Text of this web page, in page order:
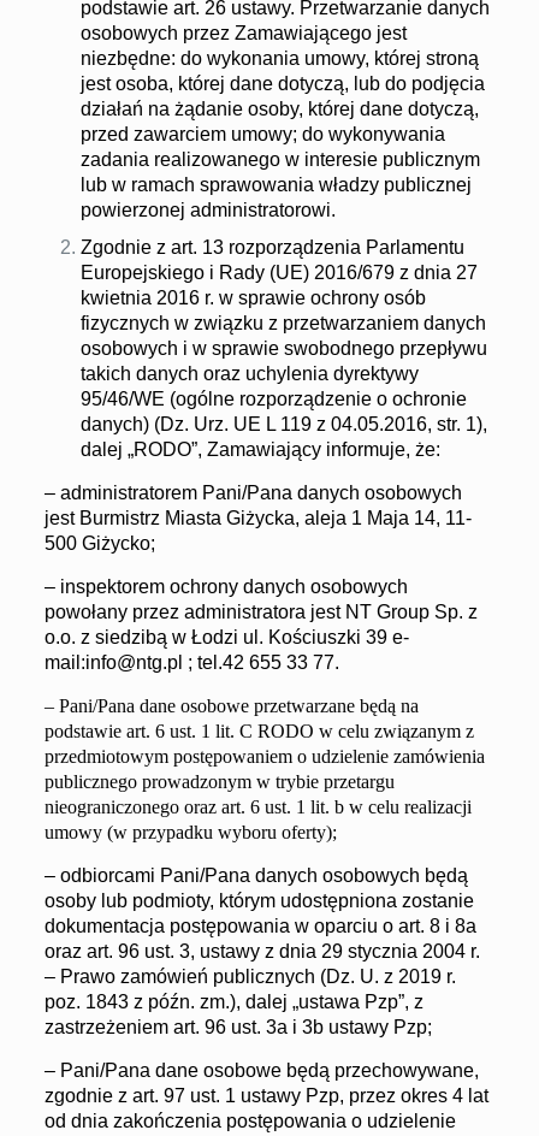
podstawie art. 26 ustawy. Przetwarzanie danych
osobowych przez Zamawiającego jest
niezbędne: do wykonania umowy, której stroną
jest osoba, której dane dotyczą, lub do podjęcia
działań na żądanie osoby, której dane dotyczą,
przed zawarciem umowy; do wykonywania
zadania realizowanego w interesie publicznym
lub w ramach sprawowania władzy publicznej
powierzonej administratorowi.
Zgodnie z art. 13 rozporządzenia Parlamentu
Europejskiego i Rady (UE) 2016/679 z dnia 27
kwietnia 2016 r. w sprawie ochrony osób
fizycznych w związku z przetwarzaniem danych
osobowych i w sprawie swobodnego przepływu
takich danych oraz uchylenia dyrektywy
95/46/WE (ogólne rozporządzenie o ochronie
danych) (Dz. Urz. UE L 119 z 04.05.2016, str. 1),
dalej „RODO”, Zamawiający informuje, że:
– administratorem Pani/Pana danych osobowych
jest Burmistrz Miasta Giżycka, aleja 1 Maja 14, 11-
500 Giżycko;
– inspektorem ochrony danych osobowych
powołany przez administratora jest NT Group Sp. z
o.o. z siedzibą w Łodzi ul. Kościuszki 39 e-
mail:info@ntg.pl ; tel.42 655 33 77.
– Pani/Pana dane osobowe przetwarzane będą na
podstawie art. 6 ust. 1 lit.CRODO w celu związanym z
przedmiotowym postępowaniem o udzielenie zamówienia
publicznego prowadzonym w trybie przetargu
nieograniczonego oraz art. 6 ust. 1 lit. b w celu realizacji
umowy (w przypadku wyboru oferty);
– odbiorcami Pani/Pana danych osobowych będą
osoby lub podmioty, którym udostępniona zostanie
dokumentacja postępowania w oparciu o art. 8 i 8a
oraz art. 96 ust. 3, ustawy z dnia 29 stycznia 2004 r.
– Prawo zamówień publicznych (Dz. U. z 2019 r.
poz. 1843 z późn. zm.), dalej „ustawa Pzp”, z
zastrzeżeniem art. 96 ust. 3a i 3b ustawy Pzp;
– Pani/Pana dane osobowe będą przechowywane,
zgodnie z art. 97 ust. 1 ustawy Pzp, przez okres 4 lat
od dnia zakończenia postępowania o udzielenie